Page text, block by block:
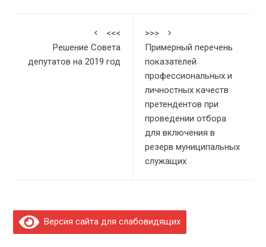
<<<
Решение Совета
депутатов на 2019 год
>>>
Примерный перечень
показателей
профессиональных и
личностных качеств
претендентов при
проведении отбора
для включения в
резерв муниципальных
служащих
Версия сайта для слабовидящих